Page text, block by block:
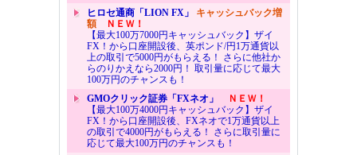
ヒロセ通商「LION FX」 キャッシュバック増
額ＮＥＷ！
【最大100万7000円キャッシュバック】ザイ
FX！から口座開設後、英ポンド/円1万通貨以
上の取引で5000円がもらえる！ さらに他社か
らのりかえなら2000円！ 取引量に応じて最大
100万円のチャンスも！
GMOクリック証券「FXネオ」
ＮＥＷ！
【最大100万4000円キャッシュバック】ザイ
FX！から口座開設後、FXネオで1万通貨以上
の取引で4000円がもらえる！ さらに取引量に
応じて最大100万円のチャンスも！